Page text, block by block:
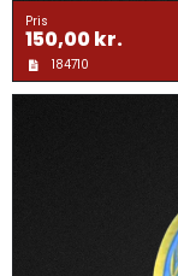
Pris
150,00kr.
184710